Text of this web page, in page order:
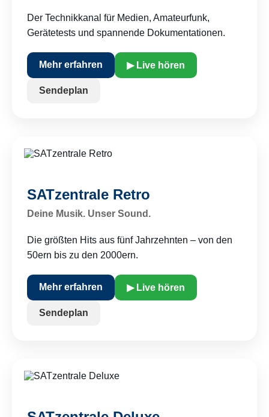
Der Technikkanal für Medien, Amateurfunk,
Gerätetests und spannende Dokumentationen.
Mehr erfahren ▶ Live hören
Sendeplan
SATzentrale Retro
Deine Musik. Unser Sound.
Die größten Hits aus fünf Jahrzehnten – von den
50ern bis zu den 2000ern.
Mehr erfahren ▶ Live hören
Sendeplan